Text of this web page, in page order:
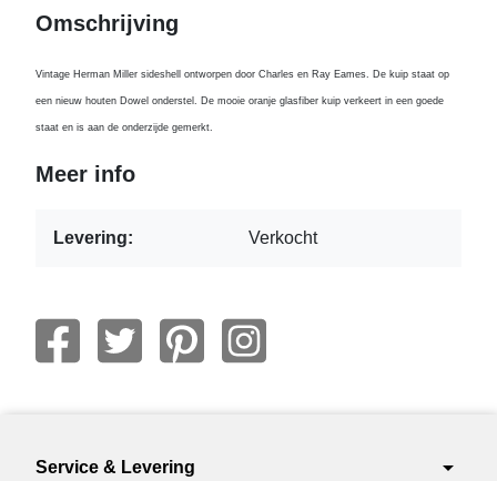
Omschrijving
Vintage Herman Miller sideshell ontworpen door Charles en Ray Eames. De kuip staat op
een nieuw houten Dowel onderstel. De mooie oranje glasfiber kuip verkeert in een goede
staat en is aan de onderzijde gemerkt.
Meer info
Levering: Verkocht
Service & Levering arrow_drop_down